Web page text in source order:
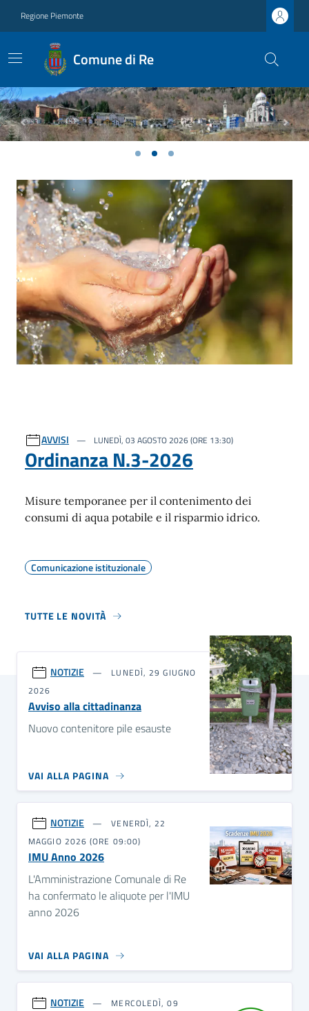
Regione Piemonte
Comune di Re
Previous Next
Ultime notizie
AVVISI LUNEDÌ, 03 AGOSTO 2026 (ORE 13:30)
Ordinanza N.3-2026
Misure temporanee per il contenimento dei
consumi di aqua potabile e il risparmio idrico.
Comunicazione istituzionale
TUTTE LE NOVITÀ
NOTIZIE
LUNEDÌ, 29 GIUGNO
2026
Avviso alla cittadinanza
Nuovo contenitore pile esauste
VAI ALLA PAGINA
NOTIZIE
VENERDÌ, 22
MAGGIO 2026 (ORE 09:00)
IMU Anno 2026
L'Amministrazione Comunale di Re
ha confermato le aliquote per l'IMU
anno 2026
VAI ALLA PAGINA
NOTIZIE
MERCOLEDÌ, 09